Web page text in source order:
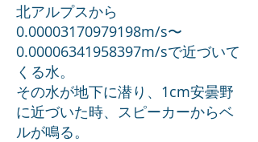
北アルプスから
0.00003170979198m/s〜
0.00006341958397m/sで近づいて
くる水。
その水が地下に潜り、1cm安曇野
に近づいた時、スピーカーからベ
ルが鳴る。